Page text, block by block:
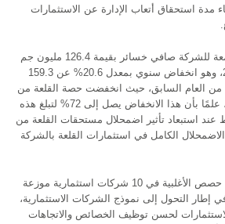
انتهاء مدة استحقاق أتعاب الإدارة عن الاستثمارات
وسجلت النتائج المالية المجمعة للشركة صافي خسائر بقيمة 126.4 مليون جم
في الربع الأول من عام 2013، وهو انخفاض سنوي بمعدل 20.6% عن 159.3
العام السابق، حيث انخفضت حصة القلعة من
خسائر الأطراف ذات العلاقة، علمًا بأن هذا الانخفاض يصل إلى 72% لتبلغ هذه
جم فقط عند استبعاد تأثير اضمحلال مستحقات القلعة من
الكامل في استثمارات القلعة بالشركة
وبدأت القلعة الاستحواذ على حصص الأغلبية في 10 شركات استثمارية موزعة
في إطار التحول إلى نموذج الشركات الاستثمارية،
لحسن توظيف الخصائص والاتجاهات